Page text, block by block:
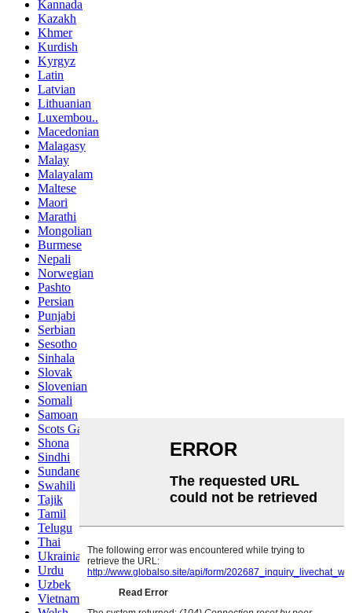
Kannada
Kazakh
Khmer
Kurdish
Kyrgyz
Latin
Latvian
Lithuanian
Luxembou..
Macedonian
Malagasy
Malay
Malayalam
Maltese
Maori
Marathi
Mongolian
Burmese
Nepali
Norwegian
Pashto
Persian
Punjabi
Serbian
Sesotho
Sinhala
Slovak
Slovenian
Somali
Samoan
Scots Gaelic
Shona
Sindhi
Sundanese
Swahili
Tajik
Tamil
Telugu
Thai
Ukrainian
Urdu
Uzbek
Vietnamese